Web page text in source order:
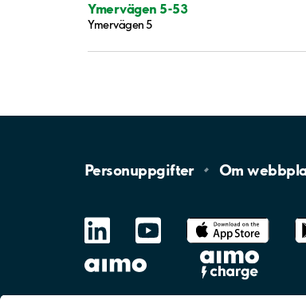
Ymervägen 5-53
Ymervägen 5
Personuppgifter Om